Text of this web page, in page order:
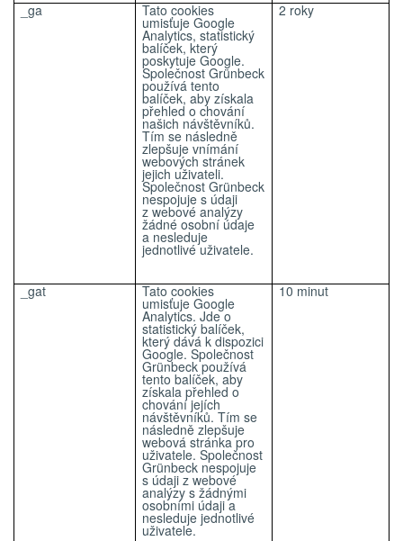
_ga Tato cookies
umisťuje Google
Analytics, statistický
balíček, který
poskytuje Google.
Společnost Grünbeck
používá tento
balíček, aby získala
přehled o chování
našich návštěvníků.
Tím se následně
zlepšuje vnímání
webových stránek
jejich uživateli.
Společnost Grünbeck
nespojuje s údaji
z webové analýzy
žádné osobní údaje
a nesleduje
jednotlivé uživatele.
2 roky
_gat Tato cookies
umisťuje Google
Analytics. Jde o
statistický balíček,
který dává k dispozici
Google. Společnost
Grünbeck používá
tento balíček, aby
získala přehled o
chování jejích
návštěvníků. Tím se
následně zlepšuje
webová stránka pro
uživatele. Společnost
Grünbeck nespojuje
s údaji z webové
analýzy s žádnými
osobními údaji a
nesleduje jednotlivé
uživatele.
10 minut